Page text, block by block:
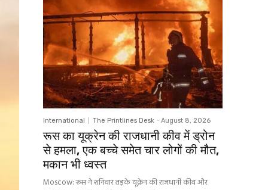
International The Printlines Desk - August 8, 2026
रूस का यूक्रेन की राजधानी कीव में ड्रोन
से हमला, एक बच्चे समेत चार लोगों की मौत,
मकान भी ध्वस्त
Moscow: रूस ने शनिवार तड़के यूक्रेन की राजधानी कीव और